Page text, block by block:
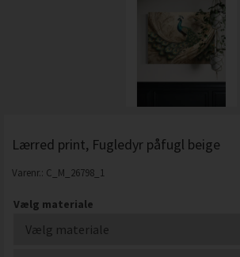
Lærred print, Fugledyr påfugl beige
Varenr.: C_M_26798_1
Vælg materiale